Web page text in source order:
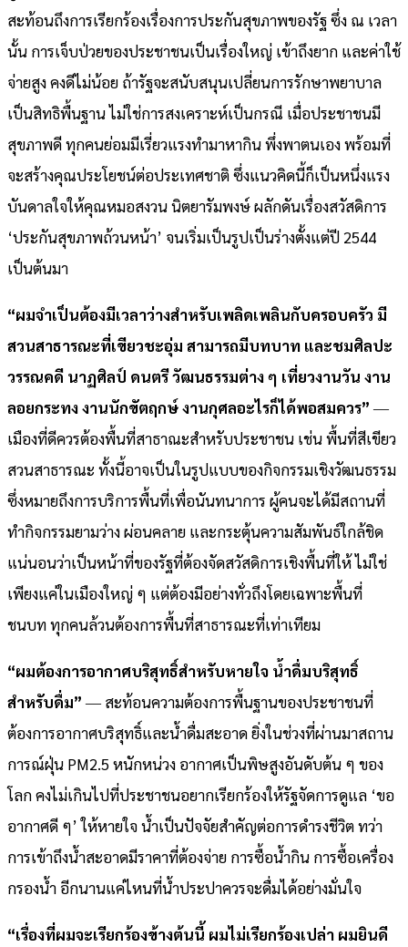
สะท้อนถึงการเรียกร้องเรื่องการประกันสุขภาพของรัฐ ซึ่ง ณ เวลา
นั้น การเจ็บป่วยของประชาชนเป็นเรื่องใหญ่ เข้าถึงยาก และค่าใช้
จ่ายสูง คงดีไม่น้อย ถ้ารัฐจะสนับสนุนเปลี่ยนการรักษาพยาบาล
เป็นสิทธิพื้นฐาน ไม่ใช่การสงเคราะห์เป็นกรณี เมื่อประชาชนมี
สุขภาพดี ทุกคนย่อมมีเรี่ยวแรงทำมาหากิน พึ่งพาตนเอง พร้อมที่
จะสร้างคุณประโยชน์ต่อประเทศชาติ ซึ่งแนวคิดนี้ก็เป็นหนึ่งแรง
บันดาลใจให้คุณหมอสงวน นิตยารัมพงษ์ ผลักดันเรื่องสวัสดิการ
‘ประกันสุขภาพถ้วนหน้า’ จนเริ่มเป็นรูปเป็นร่างตั้งแต่ปี 2544
เป็นต้นมา
“ผมจำเป็นต้องมีเวลาว่างสำหรับเพลิดเพลินกับครอบครัว มี
สวนสาธารณะที่เขียวชะอุ่ม สามารถมีบทบาท และชมศิลปะ
วรรณคดี นาฏศิลป์ ดนตรี วัฒนธรรมต่าง ๆ เที่ยวงานวัน งาน
ลอยกระทง งานนักขัตฤกษ์ งานกุศลอะไรก็ได้พอสมควร” ―
เมืองที่ดีควรต้องพื้นที่สาธาณะสำหรับประชาชน เช่น พื้นที่สีเขียว
สวนสาธารณะ ทั้งนี้อาจเป็นในรูปแบบของกิจกรรมเชิงวัฒนธรรม
ซึ่งหมายถึงการบริการพื้นที่เพื่อนันทนาการ ผู้คนจะได้มีสถานที่
ทำกิจกรรมยามว่าง ผ่อนคลาย และกระตุ้นความสัมพันธ์ใกล้ชิด
แน่นอนว่าเป็นหน้าที่ของรัฐที่ต้องจัดสวัสดิการเชิงพื้นที่ให้ ไม่ใช่
เพียงแค่ในเมืองใหญ่ ๆ แต่ต้องมีอย่างทั่วถึงโดยเฉพาะพื้นที่
ชนบท ทุกคนล้วนต้องการพื้นที่สาธารณะที่เท่าเทียม
“ผมต้องการอากาศบริสุทธิ์สำหรับหายใจ น้ำดื่มบริสุทธิ์
สำหรับดื่ม” ― สะท้อนความต้องการพื้นฐานของประชาชนที่
ต้องการอากาศบริสุทธิ์และน้ำดื่มสะอาด ยิ่งในช่วงที่ผ่านมาสถาน
การณ์ฝุ่น PM2.5 หนักหน่วง อากาศเป็นพิษสูงอันดับต้น ๆ ของ
โลก คงไม่เกินไปที่ประชาชนอยากเรียกร้องให้รัฐจัดการดูแล ‘ขอ
อากาศดี ๆ’ ให้หายใจ น้ำเป็นปัจจัยสำคัญต่อการดำรงชีวิต ทว่า
การเข้าถึงน้ำสะอาดมีราคาที่ต้องจ่าย การซื้อน้ำกิน การซื้อเครื่อง
กรองน้ำ อีกนานแค่ไหนที่น้ำประปาควรจะดื่มได้อย่างมั่นใจ
“เรื่องที่ผมจะเรียกร้องข้างต้นนี้ ผมไม่เรียกร้องเปล่า ผมยินดี